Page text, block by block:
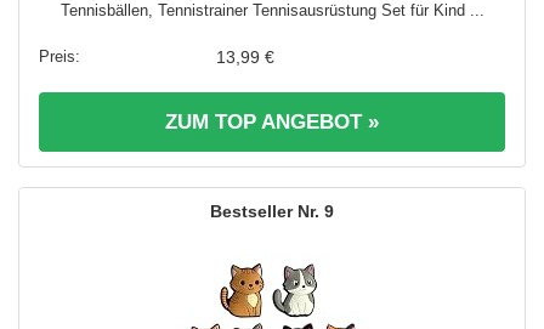
Tennisbällen, Tennistrainer Tennisausrüstung Set für Kind ...
13,99 €
ZUM TOP ANGEBOT »
9